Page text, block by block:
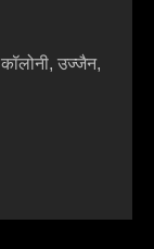
उज्जैन,